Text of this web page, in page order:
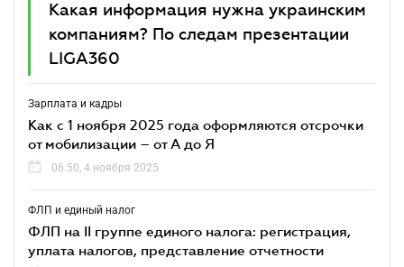
Какая информация нужна украинским
компаниям? По следам презентации
LIGA360
Зарплата и кадры
Как с 1 ноября 2025 года оформляются отсрочки
от мобилизации – от А до Я
06.50, 4 ноября 2025
ФЛП и единый налог
ФЛП на ІІ группе единого налога: регистрация,
уплата налогов, представление отчетности